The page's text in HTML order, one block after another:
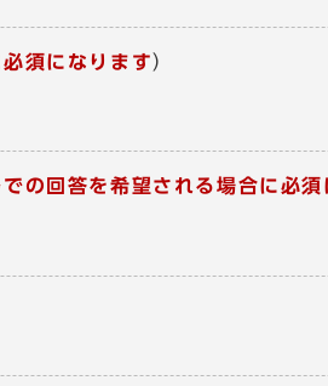
須になります）
の回答を希望される場合に必須